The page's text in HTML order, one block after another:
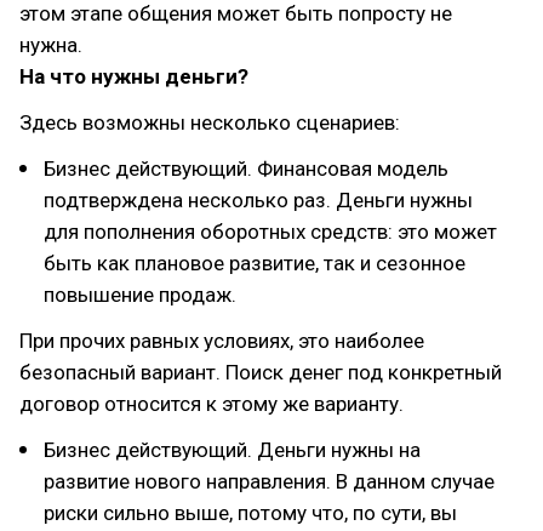
этом этапе общения может быть попросту не
нужна.
На что нужны деньги?
Здесь возможны несколько сценариев:
Бизнес действующий. Финансовая модель
подтверждена несколько раз. Деньги нужны
для пополнения оборотных средств: это может
быть как плановое развитие, так и сезонное
повышение продаж.
При прочих равных условиях, это наиболее
безопасный вариант. Поиск денег под конкретный
договор относится к этому же варианту.
Бизнес действующий. Деньги нужны на
развитие нового направления. В данном случае
риски сильно выше, потому что, по сути, вы